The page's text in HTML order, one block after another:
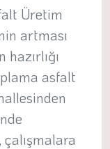
Üretim
artması
asfalt
çalışmalara